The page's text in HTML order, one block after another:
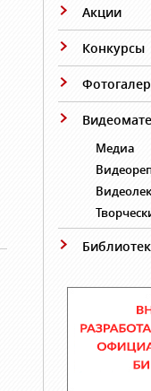
Акции
Конкурсы
Медиа